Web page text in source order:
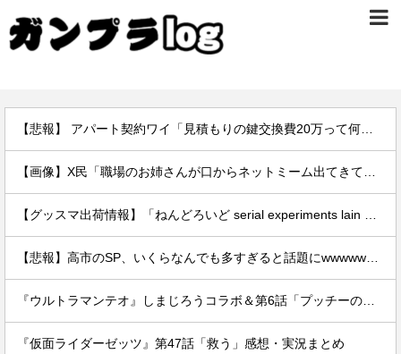
『仮面ライダーゼッツ』第47話「救う」感想・実況まとめ